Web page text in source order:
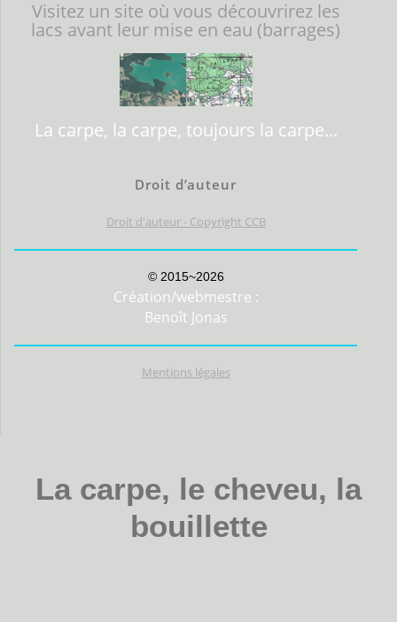
Visitez un site où vous découvrirez les
lacs avant leur mise en eau (barrages)
La carpe, la carpe, toujours la carpe...
Droit d’auteur
Droit d'auteur - Copyright CCB
© 2015~2026
Création/webmestre :
Benoît Jonas
Mentions légales
La carpe, le cheveu, la
bouillette